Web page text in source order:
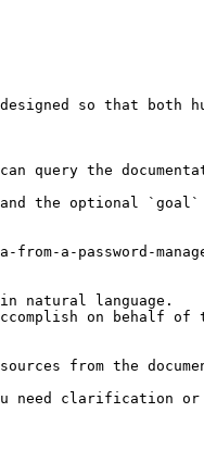
so that both
the
the optional `goal`
a-password-
natural language.
on behalf
from the
need clarification